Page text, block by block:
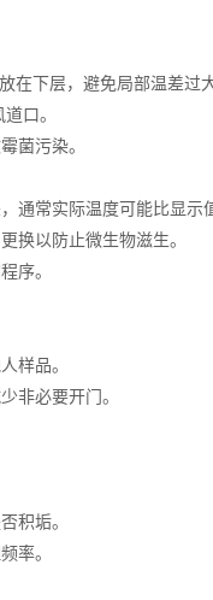
下层，避免局部温差过大
口。
菌污染。
常实际温度可能比显示
以防止微生物滋生。
序。
样品。
非必要开门。
积垢。
率。